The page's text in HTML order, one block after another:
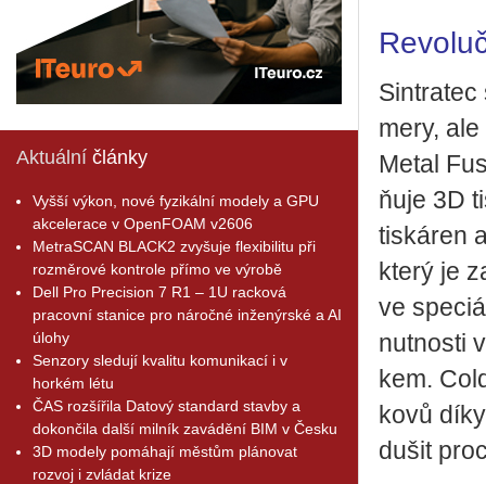
Aktuální články
Vyšší výkon, nové fyzikální modely a GPU
akcelerace v OpenFOAM v2606
MetraSCAN BLACK2 zvyšuje flexibilitu při
rozměrové kontrole přímo ve výrobě
Dell Pro Precision 7 R1 – 1U racková
pracovní stanice pro náročné inženýrské a AI
úlohy
Senzory sledují kvalitu komunikací i v
horkém létu
ČAS rozšířila Datový standard stavby a
dokončila další milník zavádění BIM v Česku
3D modely pomáhají městům plánovat
rozvoj i zvládat krize
me­ry,
Metal
ňuje 3D
tis­ká­ren
který je
ve
nut­nos­ti
kem.
kovů
du­šit